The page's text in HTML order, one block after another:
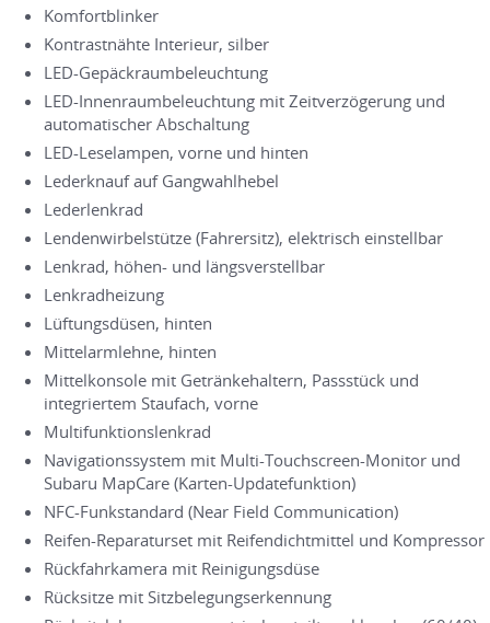
Komfortblinker
Kontrastnähte Interieur, silber
LED-Gepäckraumbeleuchtung
LED-Innenraumbeleuchtung mit Zeitverzögerung und
automatischer Abschaltung
LED-Leselampen, vorne und hinten
Lederknauf auf Gangwahlhebel
Lederlenkrad
Lendenwirbelstütze (Fahrersitz), elektrisch einstellbar
Lenkrad, höhen- und längsverstellbar
Lenkradheizung
Lüftungsdüsen, hinten
Mittelarmlehne, hinten
Mittelkonsole mit Getränkehaltern, Passstück und
integriertem Staufach, vorne
Multifunktionslenkrad
Navigationssystem mit Multi-Touchscreen-Monitor und
Subaru MapCare (Karten-Updatefunktion)
NFC-Funkstandard (Near Field Communication)
Reifen-Reparaturset mit Reifendichtmittel und Kompressor
Rückfahrkamera mit Reinigungsdüse
Rücksitze mit Sitzbelegungserkennung